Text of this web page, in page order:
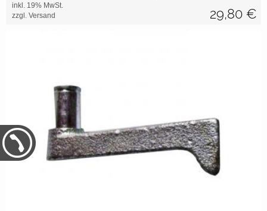
inkl. 19% MwSt.
zzgl. Versand
29,80 €